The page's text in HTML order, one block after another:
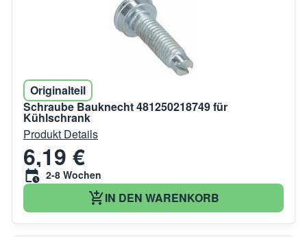
Originalteil
Schraube Bauknecht 481250218749 für
Kühlschrank
Produkt Details
6,19 €
2-8 Wochen
IN DEN WARENKORB